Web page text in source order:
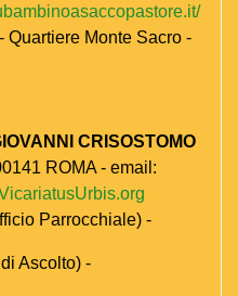
Quartiere Monte Sacro -
CRISOSTOMO
ROMA - email:
Parrocchiale) -
Ascolto) -